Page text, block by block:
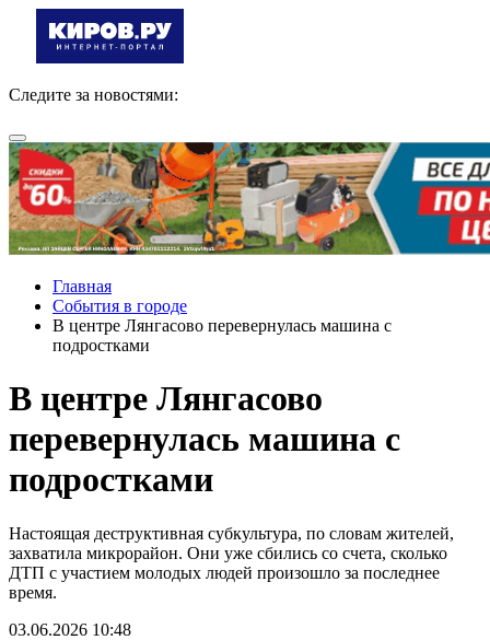
Следите за новостями:
Главная
События в городе
В центре Лянгасово перевернулась машина с
подростками
В центре Лянгасово
перевернулась машина с
подростками
Настоящая деструктивная субкультура, по словам жителей,
захватила микрорайон. Они уже сбились со счета, сколько
ДТП с участием молодых людей произошло за последнее
время.
03.06.2026 10:48